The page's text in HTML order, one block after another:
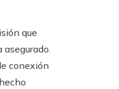
que
asegurado.
conexión